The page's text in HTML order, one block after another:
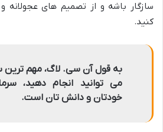
سازگار باشه و از تصمیم های عجولانه
کنید.
به قول آن سی. لاگ، مهم ترین
می توانید انجام دهید،
خودتان و دانش تان است.